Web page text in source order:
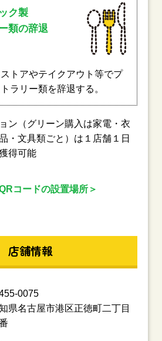
ク製
類の辞退
トアやテイクアウト等でプ
ラリー類を辞退する。
ン（グリーン購入は家電・衣
・文具類ごと）は１店舗１日
得可能
コードの設置場所＞
店舗情報
0075
県名古屋市港区正徳町二丁目